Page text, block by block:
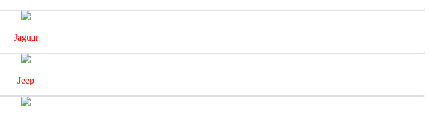
Jaguar
Jeep